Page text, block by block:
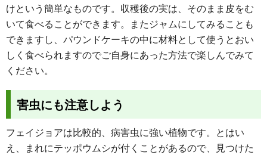
けという簡単なものです。収穫後の実は、そのまま皮をむ
いて食べることができます。またジャムにしてみることも
できますし、パウンドケーキの中に材料として使うとおい
しく食べられますのでご自身にあった方法で楽しんでみて
ください。
害虫にも注意しよう
フェイジョアは比較的、病害虫に強い植物です。とはい
え、まれにテッポウムシが付くことがあるので、見つけた